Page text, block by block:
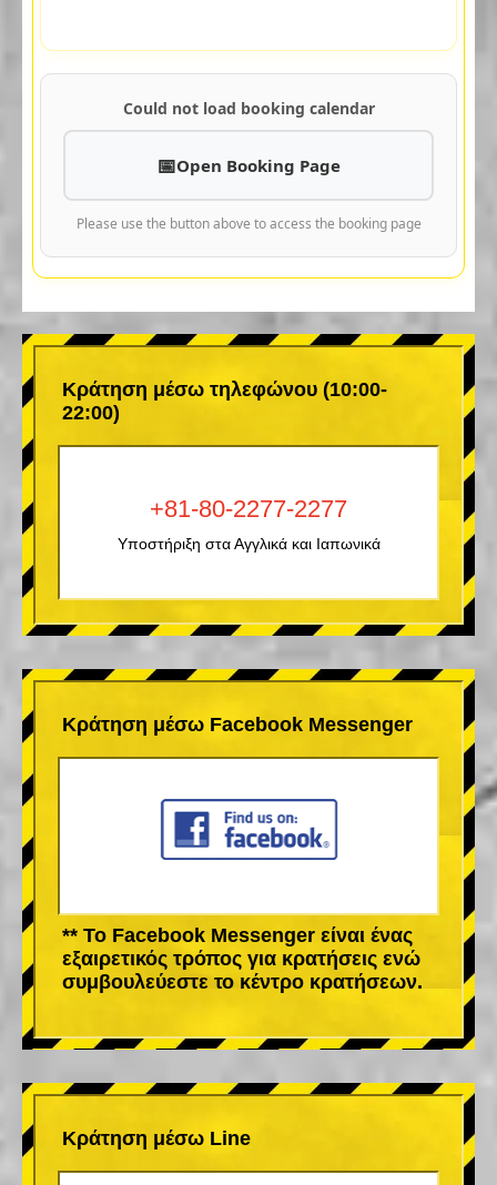
Could not load booking calendar
Open Booking Page
Please use the button above to access the booking page
Κράτηση μέσω τηλεφώνου (10:00-
22:00)
+81-80-2277-2277
Υποστήριξη στα Αγγλικά και Ιαπωνικά
Κράτηση μέσω Facebook Messenger
** Το Facebook Messenger είναι ένας
εξαιρετικός τρόπος για κρατήσεις ενώ
συμβουλεύεστε το κέντρο κρατήσεων.
Κράτηση μέσω Line